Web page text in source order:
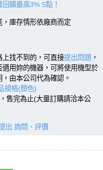
饋最高3% S點！
，庫存情形依廠商而定
上找不到的，可直接提出問題 ，
適用妳的機器，可將使用機型於
由本公司代為確認。
規格(顏色)
售完為止(大量訂購請洽本公
出 詢問、評價